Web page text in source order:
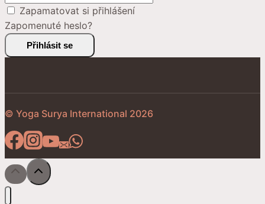
Zapamatovat si přihlášení
Zapomenuté heslo?
Přihlásit se
© Yoga Surya International 2026